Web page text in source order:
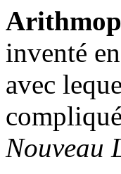
inventé
avec
Nouveau